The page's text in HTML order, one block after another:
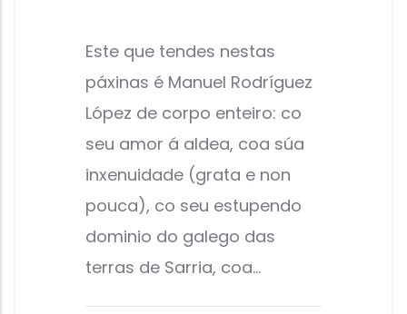
Este que tendes nestas
páxinas é Manuel Rodríguez
López de corpo enteiro: co
seu amor á aldea, coa súa
inxenuidade (grata e non
pouca), co seu estupendo
dominio do galego das
terras de Sarria, coa…